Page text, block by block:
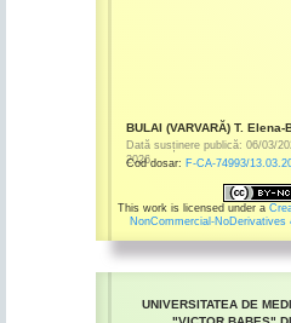
BULAI (VARVARĂ) T. Elena-
Dată susținere publică: 06/03/
2026
Cod dosar: F-CA-74993/
This work is licensed under a
NonCommercial-
UNIVERSITATEA DE